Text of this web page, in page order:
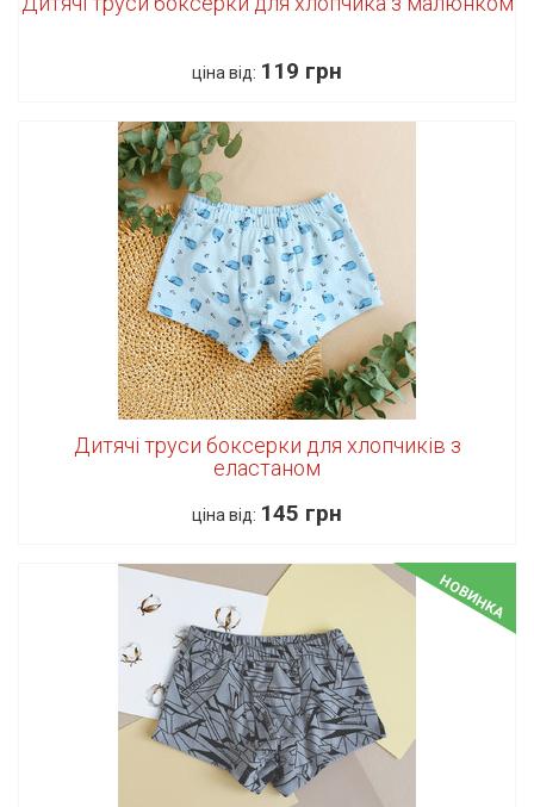
ціна від: 119 грн
Дитячі труси боксерки для хлопчиків з
еластаном
ціна від: 145 грн
НОВИНКА